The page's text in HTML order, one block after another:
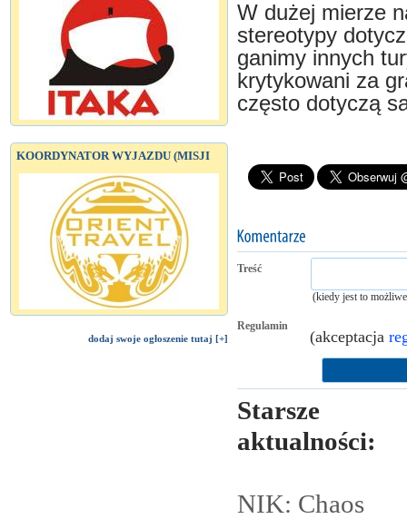
KOORDYNATOR WYJAZDU (MISJI
dodaj swoje ogłoszenie tutaj [+]
W dużej mierze
stereotypy
ganimy innych
krytykowani za
często dotyczą
Treść
(kiedy jest to
Regulamin
(akceptacja
Starsze
aktualności:
NIK: Chaos